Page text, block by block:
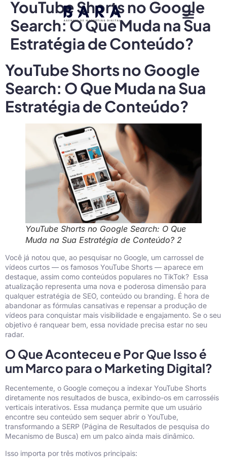
YouTube Shorts no Google
Search: O Que Muda na Sua
Estratégia de Conteúdo?
YouTube Shorts no Google
Search: O Que Muda na Sua
Estratégia de Conteúdo?
YouTube Shorts no Google Search: O Que
Muda na Sua Estratégia de Conteúdo? 2
Você já notou que, ao pesquisar no Google, um carrossel de
vídeos curtos — os famosos YouTube Shorts — aparece em
destaque, assim como conteúdos populares no TikTok? Essa
atualização representa uma nova e poderosa dimensão para
qualquer estratégia de SEO, conteúdo ou branding. É hora de
abandonar as fórmulas cansativas e repensar a produção de
vídeos para conquistar mais visibilidade e engajamento. Se o seu
objetivo é ranquear bem, essa novidade precisa estar no seu
radar.
O Que Aconteceu e Por Que Isso é
um Marco para o Marketing Digital?
Recentemente, o Google começou a indexar YouTube Shorts
diretamente nos resultados de busca, exibindo-os em carrosséis
verticais interativos. Essa mudança permite que um usuário
encontre seu conteúdo sem sequer abrir o YouTube,
transformando a SERP (Página de Resultados de pesquisa do
Mecanismo de Busca) em um palco ainda mais dinâmico.
Isso importa por três motivos principais: